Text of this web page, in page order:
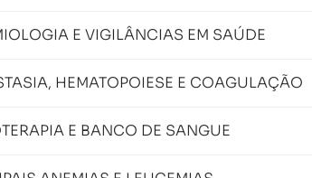
E VIGILÂNCIAS EM SAÚDE
HEMATOPOIESE E COAGULAÇÃO
E BANCO DE SANGUE